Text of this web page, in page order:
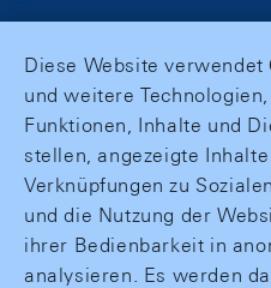
Diese Website verwendet
und weitere
Funktionen, Inhalte und
stellen, angezeigte
Verknüpfungen zu
und die Nutzung der
ihrer Bedienbarkeit in
analysieren. Es werden